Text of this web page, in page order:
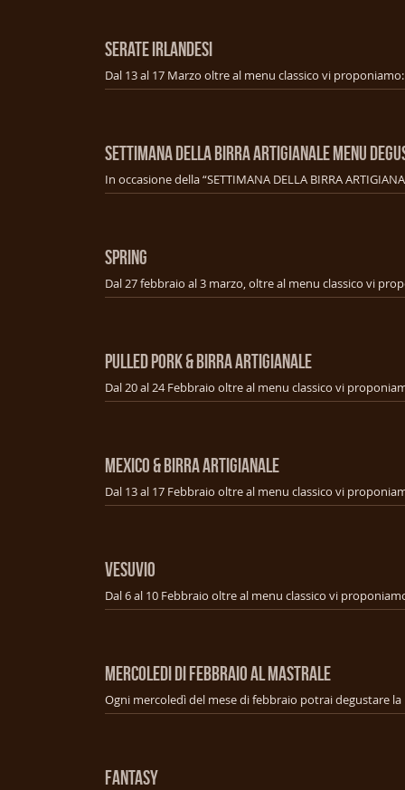
SERATE IRLANDESI
SETTIMANA DELLA BIRRA ARTIGIANALE MENU
SPRING
PULLED PORK & BIRRA ARTIGIANALE
MEXICO & BIRRA ARTIGIANALE
VESUVIO
MERCOLEDI DI FEBBRAIO AL MASTRALE
FANTASY